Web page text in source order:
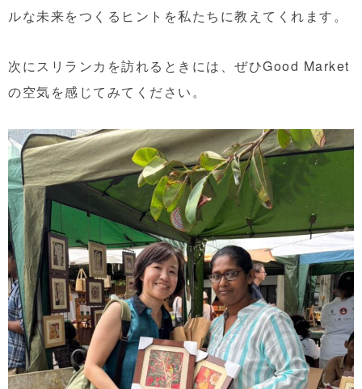
ルな未来をつくるヒント を私たちに教えてくれます。
次にスリランカを訪れるときには、ぜひGood Market
の空気を感じてみてください。